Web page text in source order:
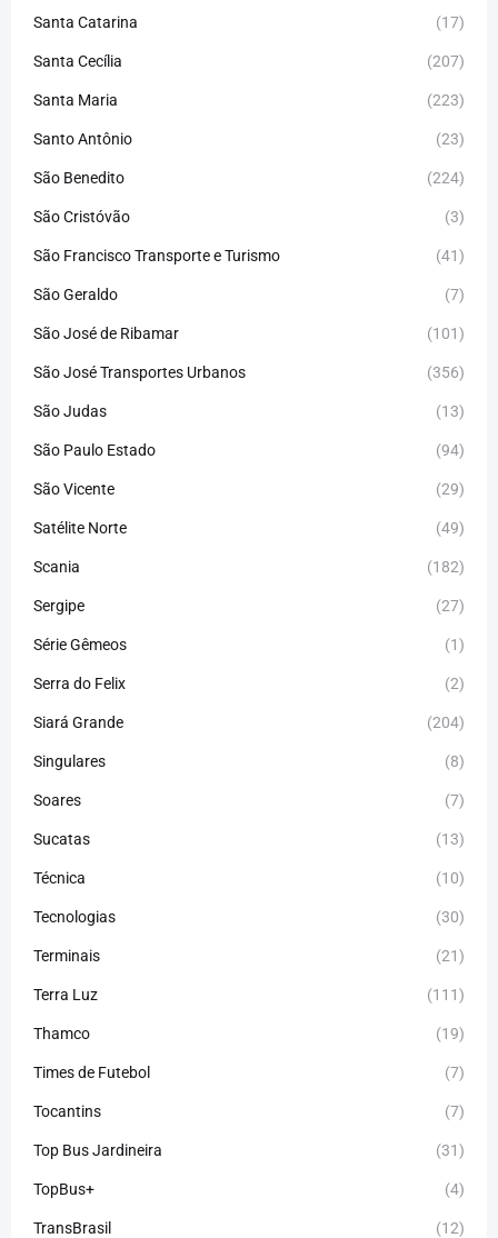
Santa Catarina (17)
Santa Cecília (207)
Santa Maria (223)
Santo Antônio (23)
São Benedito (224)
São Cristóvão (3)
São Francisco Transporte e Turismo (41)
São Geraldo (7)
São José de Ribamar (101)
São José Transportes Urbanos (356)
São Judas (13)
São Paulo Estado (94)
São Vicente (29)
Satélite Norte (49)
Scania (182)
Sergipe (27)
Série Gêmeos (1)
Serra do Felix (2)
Siará Grande (204)
Singulares (8)
Soares (7)
Sucatas (13)
Técnica (10)
Tecnologias (30)
Terminais (21)
Terra Luz (111)
Thamco (19)
Times de Futebol (7)
Tocantins (7)
Top Bus Jardineira (31)
TopBus+ (4)
TransBrasil (12)